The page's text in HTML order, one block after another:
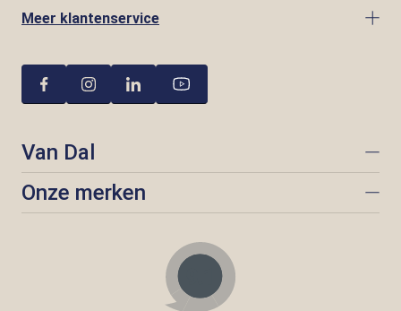
Meer klantenservice
Van Dal
Onze merken